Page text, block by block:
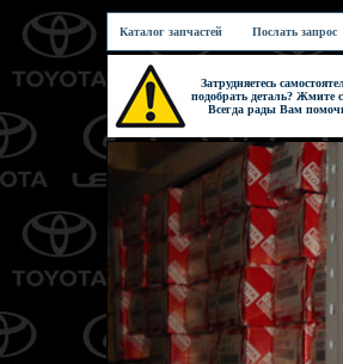
Каталог запчастей Послать запрос
Затрудняетесь
подобрать деталь? Жмите
Всегда рады Вам